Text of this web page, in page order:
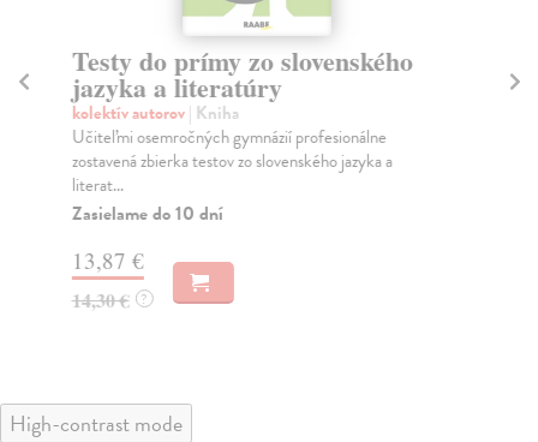
Testy do prímy zo slovenského
jazyka a literatúry
kolektív autorov| Kniha
Učiteľmi osemročných gymnázií profesionálne
zostavená zbierka testov zo slovenského jazyka a
literat...
Zasielame do 10 dní
13,87 €
14,30 € ?
High-contrast mode